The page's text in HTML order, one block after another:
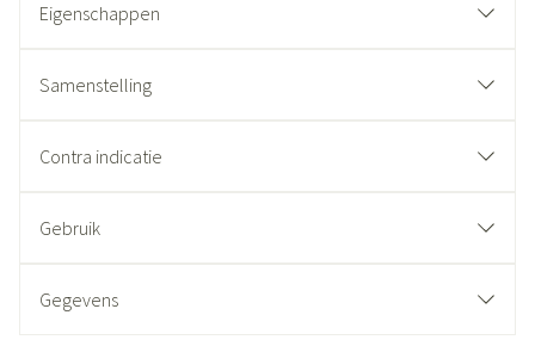
Eigenschappen
Samenstelling
Contra indicatie
Gebruik
Gegevens